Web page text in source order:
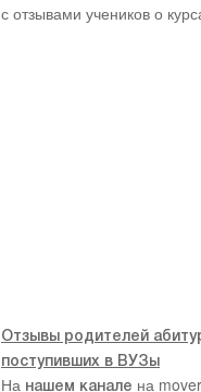
с отзывами учеников о
Отзывы родителей
поступивших в ВУЗы
На нашем канале на